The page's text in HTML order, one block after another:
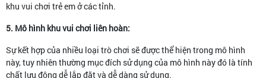
khu vui chơi trẻ em ở các tỉnh.
5. Mô hình khu vui chơi liên hoàn:
Sự kết hợp của nhiều loại trò chơi sẽ được thể hiện trong mô hình
này, tuy nhiên thường mục đích sử dụng của mô hình này đó là tính
chất lưu động dễ lắp đặt và dễ dàng sử dụng.